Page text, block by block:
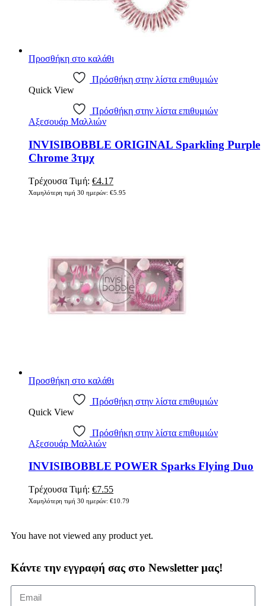
Προσθήκη στο καλάθι
Πρόσθήκη στην λίστα επιθυμιών
Quick View
Πρόσθήκη στην λίστα επιθυμιών
Αξεσουάρ Μαλλιών
INVISIBOBBLE ORIGINAL Sparkling Purple
Chrome 3τμχ
Τρέχουσα Τιμή: €4.17
Χαμηλότερη τιμή 30 ημερών: €5.95
Προσθήκη στο καλάθι
Πρόσθήκη στην λίστα επιθυμιών
Quick View
Πρόσθήκη στην λίστα επιθυμιών
Αξεσουάρ Μαλλιών
INVISIBOBBLE POWER Sparks Flying Duo
Τρέχουσα Τιμή: €7.55
Χαμηλότερη τιμή 30 ημερών: €10.79
You have not viewed any product yet.
Κάντε την εγγραφή σας στο Newsletter μας!